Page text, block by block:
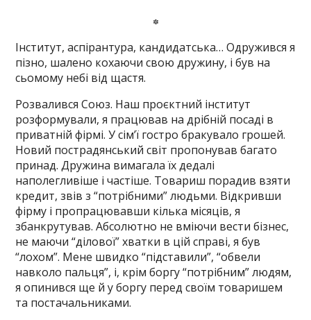
*
Інститут, аспірантура, кандидатська… Одружився я
пізно, шалено кохаючи свою дружину, і був на
сьомому небі від щастя.
Розвалився Союз. Наш проєктний інститут
розформували, я працював на дрібній посаді в
приватній фірмі. У сім’ї гостро бракувало грошей.
Новий пострадянський світ пропонував багато
принад. Дружина вимагала їх дедалі
наполегливіше і частіше. Товариш порадив взяти
кредит, звів з “потрібними” людьми. Відкривши
фірму і пропрацювавши кілька місяців, я
збанкрутував. Абсолютно не вміючи вести бізнес,
не маючи “ділової” хватки в цій справі, я був
“лохом”. Мене швидко “підставили”, “обвели
навколо пальця”, і, крім боргу “потрібним” людям,
я опинився ще й у боргу перед своїм товаришем
та постачальниками.